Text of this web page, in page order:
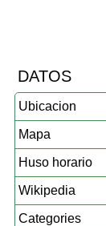
DATOS
Ubicacion
Mapa
Huso horario
Wikipedia
Categories